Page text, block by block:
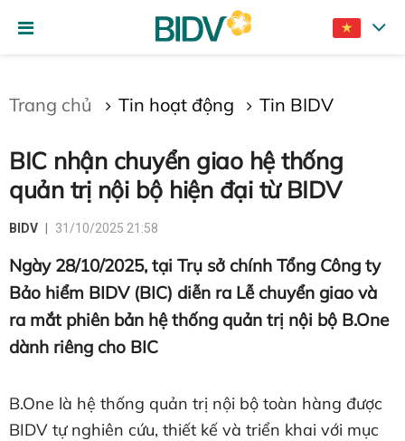
Trang chủ Tin hoạt động Tin BIDV
BIC nhận chuyển giao hệ thống
quản trị nội bộ hiện đại từ BIDV
BIDV 31/10/2025 21:58
Ngày 28/10/2025, tại Trụ sở chính Tổng Công ty
Bảo hiểm BIDV (BIC) diễn ra Lễ chuyển giao và
ra mắt phiên bản hệ thống quản trị nội bộ B.One
dành riêng cho BIC
B.One là hệ thống quản trị nội bộ toàn hàng được
BIDV tự nghiên cứu, thiết kế và triển khai với mục
Gửi bình luận
Hủy Gửi